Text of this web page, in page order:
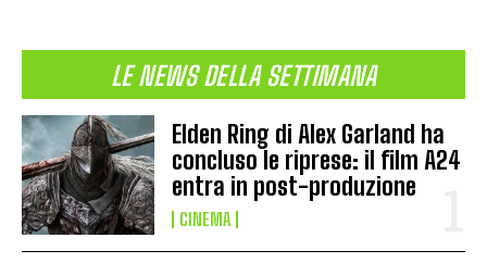
LE NEWS DELLA SETTIMANA
Elden Ring di Alex Garland ha
concluso le riprese: il film A24
entra in post-produzione
CINEMA